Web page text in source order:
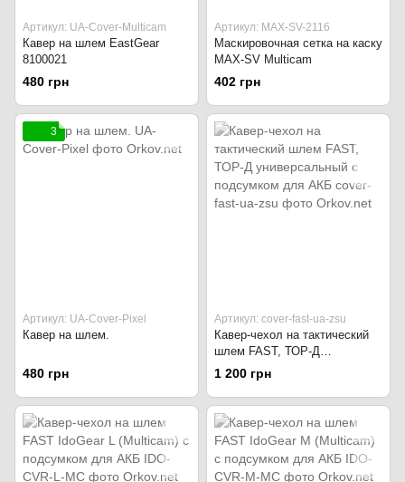
Артикул: UA-Cover-Multicam
Кавер на шлем EastGear
8100021
480 грн
Артикул: MAX-SV-2116
Маскировочная сетка на каску
MAX-SV Multicam
402 грн
3
Артикул: UA-Cover-Pixel
Кавер на шлем.
480 грн
Артикул: cover-fast-ua-zsu
Кавер-чехол на тактический
шлем FAST, ТОР-Д
универсальный с подсумком
для АКБ
1 200 грн